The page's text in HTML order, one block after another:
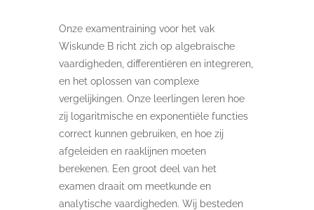
Onze examentraining voor het vak
Wiskunde B richt zich op algebraïsche
vaardigheden, differentiëren en integreren,
en het oplossen van complexe
vergelijkingen. Onze leerlingen leren hoe
zij logaritmische en exponentiële functies
correct kunnen gebruiken, en hoe zij
afgeleiden en raaklijnen moeten
berekenen. Een groot deel van het
examen draait om meetkunde en
analytische vaardigheden. Wij besteden